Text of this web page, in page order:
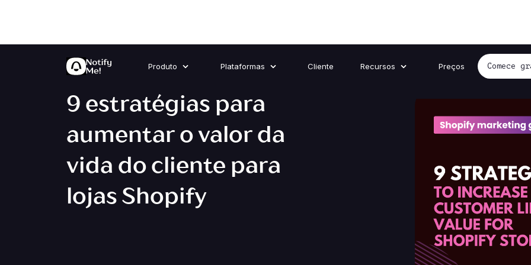
Produto Plataformas Cliente Recursos Preços Comece
9 estratégias para
aumentar o valor da
vida do cliente para
lojas Shopify